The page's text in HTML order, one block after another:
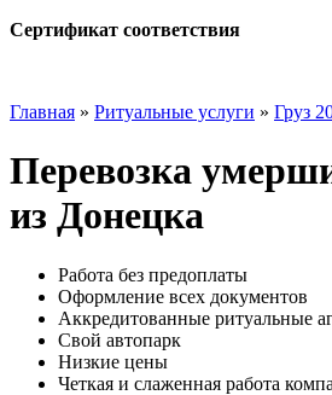
Сертификат соответствия
Главная » Ритуальные услуги » Груз
Перевозка
из Донецка
Работа без предоплаты
Оформление всех документов
Аккредитованные ритуальные
Свой автопарк
Низкие цены
Четкая и слаженная работа